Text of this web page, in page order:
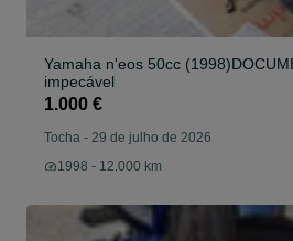
Yamaha n'eos 50cc
impecável
1.000 €
Tocha - 29 de julho de 2026
1998 - 12.000 km